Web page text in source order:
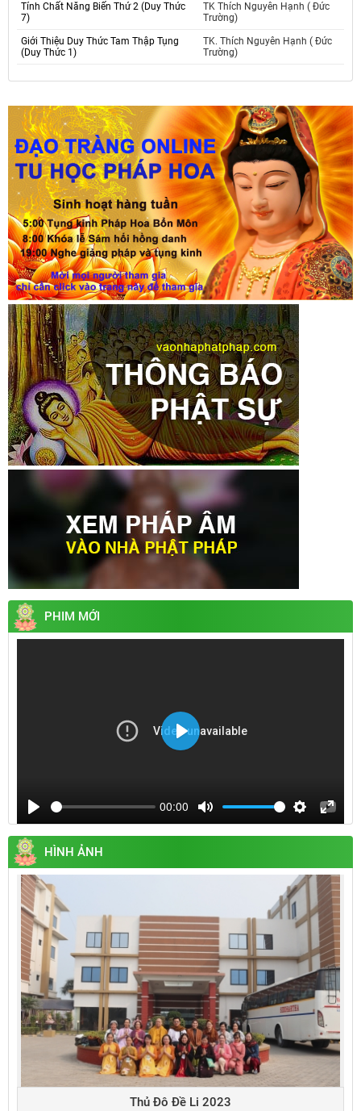
Tính Chất Năng Biến Thứ 2 (Duy Thức
7)
TK Thích Nguyên Hạnh ( Đức
Trường)
Giới Thiệu Duy Thức Tam Thập Tụng
(Duy Thức 1)
TK. Thích Nguyên Hạnh ( Đức
Trường)
PHIM MỚI
Play
00:00
Mute
SettingsEnter
Play
HÌNH ẢNH
Thủ Đô Đề Li 2023